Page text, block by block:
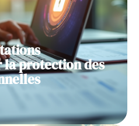
la protection des